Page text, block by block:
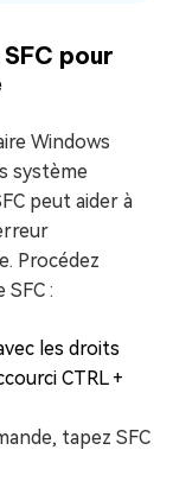
pour
Windows
système
peut aider à
Procédez
:
les droits
CTRL +
tapez SFC